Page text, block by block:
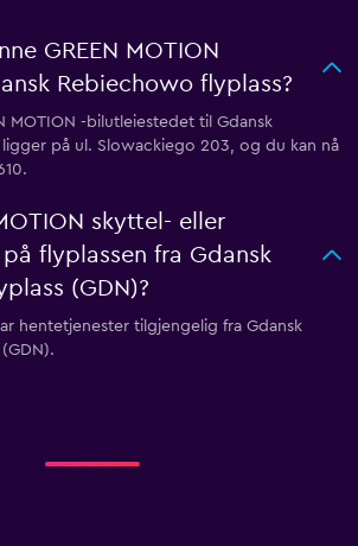
GREEN MOTION
Rebiechowo flyplass?
MOTION -bilutleiestedet til Gdansk
på ul. Slowackiego 203, og du kan nå
skyttel- eller
flyplassen fra Gdansk
(GDN)?
hentetjenester tilgjengelig fra Gdansk